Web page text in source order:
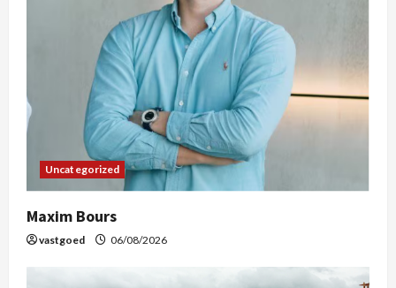
Uncategorized
Maxim Bours
vastgoed 06/08/2026